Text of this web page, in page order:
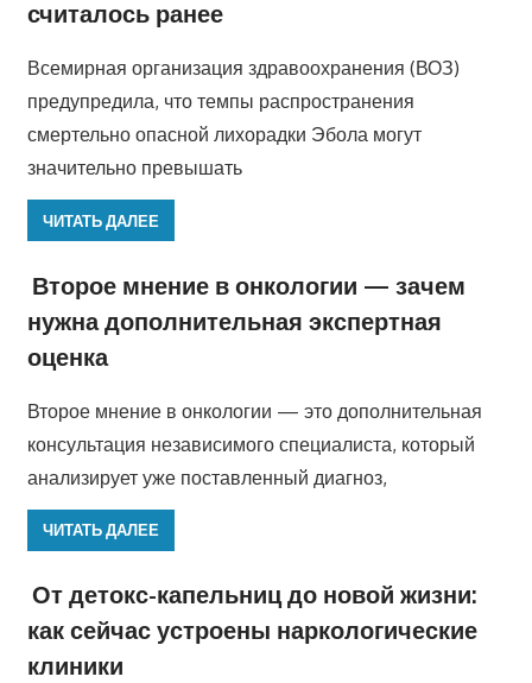
считалось ранее
Всемирная организация здравоохранения (ВОЗ)
предупредила, что темпы распространения
смертельно опасной лихорадки Эбола могут
значительно превышать
ЧИТАТЬ ДАЛЕЕ
Второе мнение в онкологии — зачем
нужна дополнительная экспертная
оценка
Второе мнение в онкологии — это дополнительная
консультация независимого специалиста, который
анализирует уже поставленный диагноз,
ЧИТАТЬ ДАЛЕЕ
От детокс-капельниц до новой жизни:
как сейчас устроены наркологические
клиники